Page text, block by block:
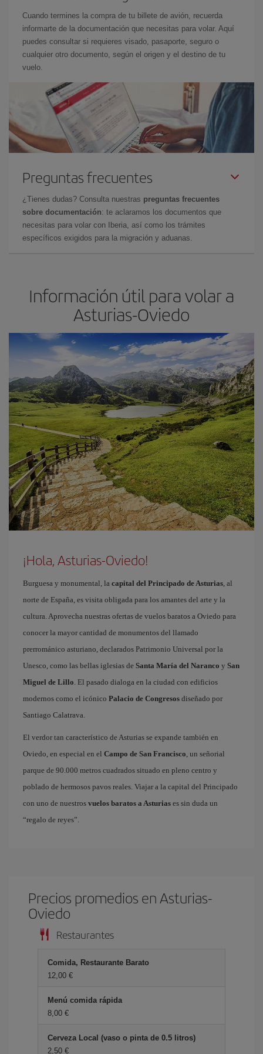
Cuando termines la compra de tu billete de avión, recuerda
informarte de la documentación que necesitas para volar. Aquí
puedes consultar si requieres visado, pasaporte, seguro o
cualquier otro documento, según el origen y el destino de tu
vuelo.
Preguntas frecuentes
¿Tienes dudas? Consulta nuestras preguntas frecuentes
sobre documentación: te aclaramos los documentos que
necesitas para volar con Iberia, así como los trámites
específicos exigidos para la migración y aduanas.
Información útil para volar a
Asturias-Oviedo
¡Hola, Asturias-Oviedo!
Burguesa y monumental, la capital del Principado de Asturias, al
norte de España, es visita obligada para los amantes del arte y la
cultura. Aprovecha nuestras ofertas de vuelos baratos a Oviedo para
conocer la mayor cantidad de monumentos del llamado
prerrománico asturiano, declarados Patrimonio Universal por la
Unesco, como las bellas iglesias de Santa María del Naranco y San
Miguel de Lillo. El pasado dialoga en la ciudad con edificios
modernos como el icónico Palacio de Congresos diseñado por
Santiago Calatrava.
El verdor tan característico de Asturias se expande también en
Oviedo, en especial en el Campo de San Francisco, un señorial
parque de 90.000 metros cuadrados situado en pleno centro y
poblado de hermosos pavos reales. Viajar a la capital del Principado
con uno de nuestros vuelos baratos a Asturias es sin duda un
“regalo de reyes”.
Precios promedios en Asturias-
Oviedo
Restaurantes
Comida, Restaurante Barato
12,00 €
Menú comida rápida
8,00 €
Cerveza Local (vaso o pinta de 0.5 litros)
2,50 €